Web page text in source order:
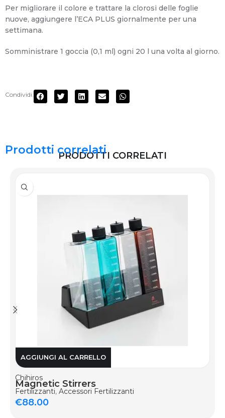
Per migliorare il colore e trattare la clorosi delle foglie
nuove, aggiungere l’ECA PLUS giornalmente per una
settimana.
Somministrare 1 goccia (0,1 ml) ogni 20 l una volta al giorno.
Condividi:
PRODOTTI CORRELATI
Prodotti correlati
AGGIUNGI AL CARRELLO
Chihiros
Magnetic Stirrers
Fertilizzanti, Accessori Fertilizzanti
€88.00